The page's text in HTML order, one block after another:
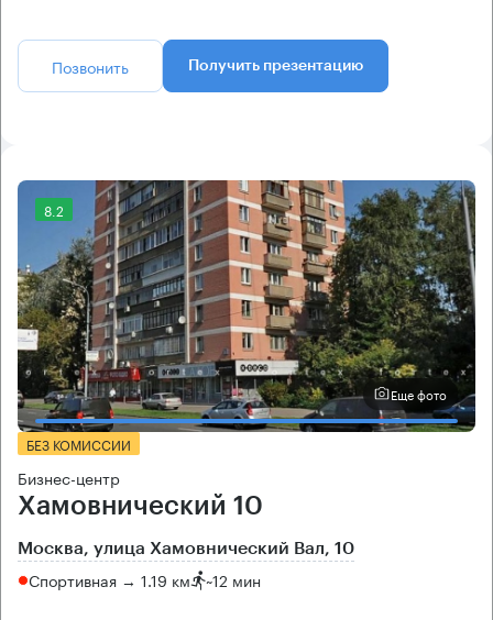
Позвонить Получить презентацию
8.2
Еще фото
БЕЗ КОМИССИИ
Бизнес-центр
Хамовнический 10
Москва, улица Хамовнический Вал, 10
Спортивная → 1.19 км ~12 мин